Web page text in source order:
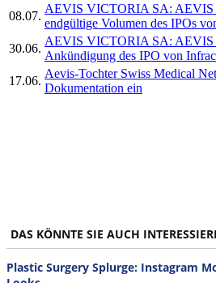
08.07.
AEVIS VICTORIA SA: AEVIS
endgültige Volumen des IPOs
30.06.
AEVIS VICTORIA SA: AEVIS
Ankündigung des IPO von
17.06.
Aevis-Tochter Swiss Medical
Dokumentation ein